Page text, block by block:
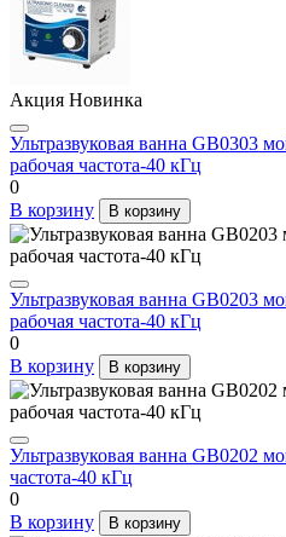
Акция Новинка
Ультразвуковая ванна GB0303
рабочая частота-40 кГц
0
В корзину
В корзину
Ультразвуковая ванна GB0203
рабочая частота-40 кГц
0
В корзину
В корзину
Ультразвуковая ванна GB0202
частота-40 кГц
0
В корзину
В корзину